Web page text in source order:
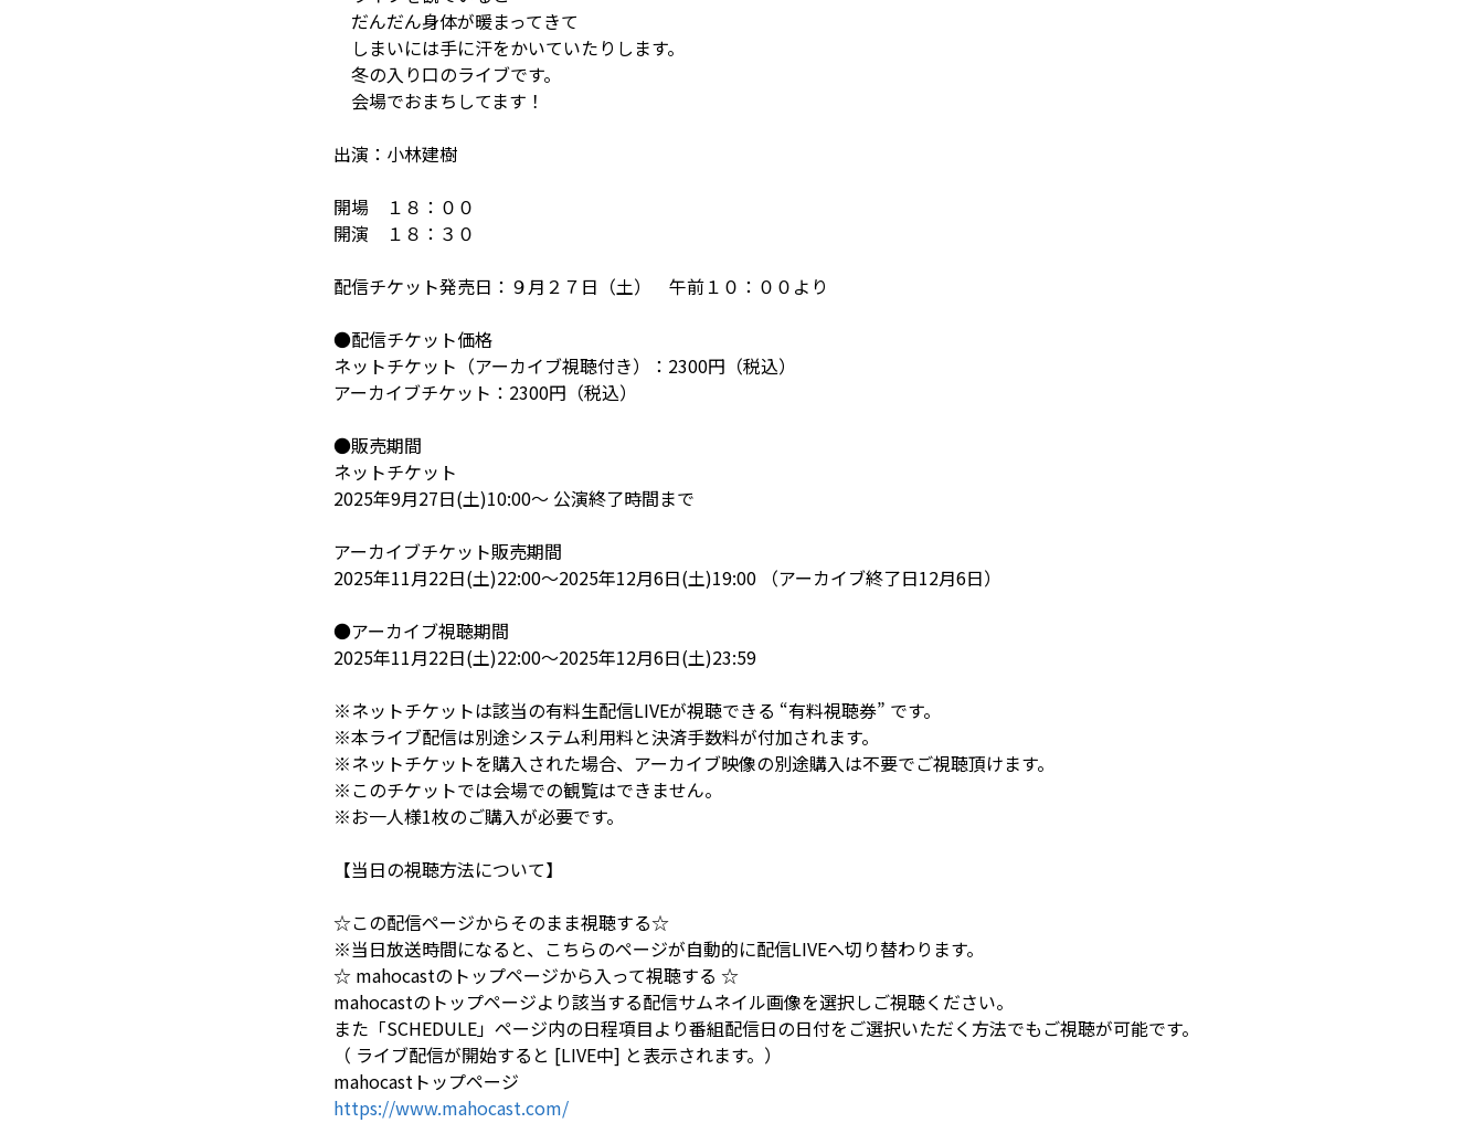
だんだん身体が暖まってきて
しまいには手に汗をかいていたりします。
冬の入り口のライブです。
会場でおまちしてます！
出演：小林建樹
開場 １８：００
開演 １８：３０
配信チケット発売日：９月２７日（土） 午前１０：００より
●配信チケット価格
ネットチケット（アーカイブ視聴付き）：2300円（税込）
アーカイブチケット：2300円（税込）
●販売期間
ネットチケット
2025年9月27日(土)10:00～ 公演終了時間まで
アーカイブチケット販売期間
2025年11月22日(土)22:00～2025年12月6日(土)19:00 （アーカイブ終了日12月6日）
●アーカイブ視聴期間
2025年11月22日(土)22:00～2025年12月6日(土)23:59
※ネットチケットは該当の有料生配信LIVEが視聴できる “有料視聴券” です。
※本ライブ配信は別途システム利用料と決済手数料が付加されます。
※ネットチケットを購入された場合、アーカイブ映像の別途購入は不要でご視聴頂けます。
※このチケットでは会場での観覧はできません。
※お一人様1枚のご購入が必要です。
【当日の視聴方法について】
☆この配信ページからそのまま視聴する☆
※当日放送時間になると、こちらのページが自動的に配信LIVEへ切り替わります。
☆ mahocastのトップページから入って視聴する ☆
mahocastのトップページより該当する配信サムネイル画像を選択しご視聴ください。
また「SCHEDULE」ページ内の日程項目より番組配信日の日付をご選択いただく方法でもご視聴が可能です。
（ ライブ配信が開始すると [LIVE中] と表示されます。）
mahocastトップページ
https://www.mahocast.com/